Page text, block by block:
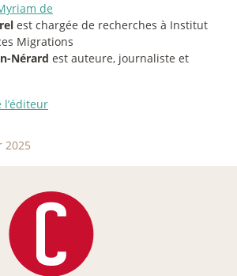
de
est chargée de recherches à Institut
Migrations
Nérard est auteure, journaliste et
2025